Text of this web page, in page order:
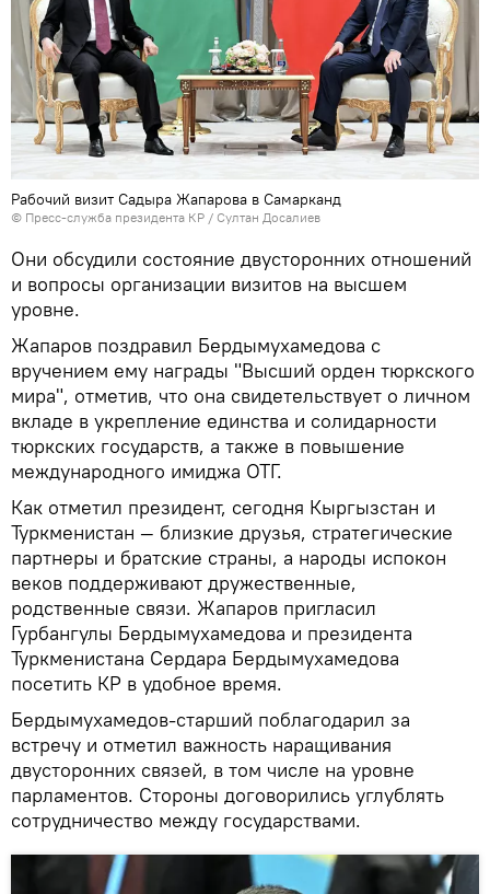
Рабочий визит Садыра Жапарова в Самарканд
© Пресс-служба президента КР / Султан Досалиев
Они обсудили состояние двусторонних отношений
и вопросы организации визитов на высшем
уровне.
Жапаров поздравил Бердымухамедова с
вручением ему награды "Высший орден тюркского
мира", отметив, что она свидетельствует о личном
вкладе в укрепление единства и солидарности
тюркских государств, а также в повышение
международного имиджа ОТГ.
Как отметил президент, сегодня Кыргызстан и
Туркменистан — близкие друзья, стратегические
партнеры и братские страны, а народы испокон
веков поддерживают дружественные,
родственные связи. Жапаров пригласил
Гурбангулы Бердымухамедова и президента
Туркменистана Сердара Бердымухамедова
посетить КР в удобное время.
Бердымухамедов-старший поблагодарил за
встречу и отметил важность наращивания
двусторонних связей, в том числе на уровне
парламентов. Стороны договорились углублять
сотрудничество между государствами.